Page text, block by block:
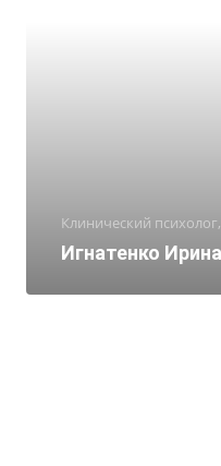
Клинический
Игнатенко